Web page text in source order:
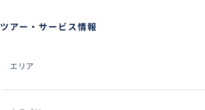
ツアー・サービス情報
エリア